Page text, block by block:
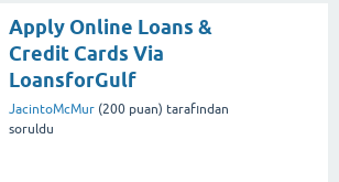
Apply Online Loans &
Credit Cards Via
LoansforGulf
JacintoMcMur (200 puan) tarafından
soruldu